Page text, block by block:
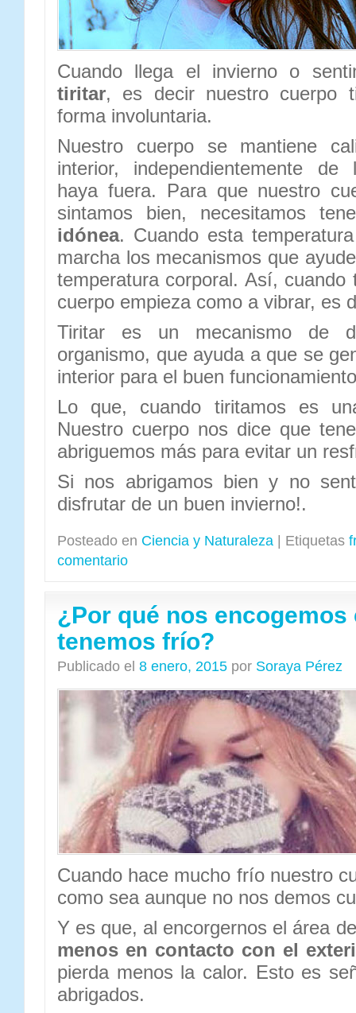
Cuando llega el invierno o
tiritar, es decir nuestro cuerpo
forma involuntaria.
Nuestro cuerpo se mantiene
interior, independientemente
haya fuera. Para que nuestro
sintamos bien, necesitamos
idónea. Cuando esta
marcha los mecanismos que
temperatura corporal. Así, cuando
cuerpo empieza como a vibrar, es
Tiritar es un mecanismo de
organismo, que ayuda a que se
interior para el buen
Lo que, cuando tiritamos es
Nuestro cuerpo nos dice que
abriguemos más para evitar un
Si nos abrigamos bien y no
disfrutar de un buen invierno!.
Posteado en Ciencia y Naturaleza Etiquetas
comentario
¿Por qué nos encogemos
tenemos frío?
Publicado el 8 enero, 2015 por Soraya Pérez
Cuando hace mucho frío nuestro
como sea aunque no nos demos
Y es que, al encorgernos el área
menos en contacto con el
pierda menos la calor. Esto es
abrigados.